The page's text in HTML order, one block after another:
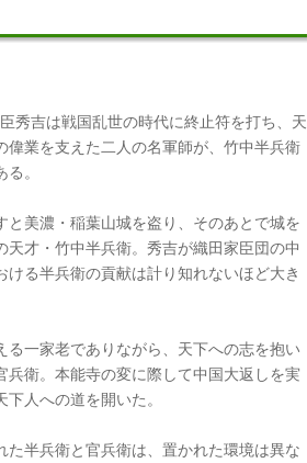
秀吉は戦国乱世の時代に終止符を打ち、天
偉業を支えた二人の名軍師が、竹中半兵衛
。
美濃・稲葉山城を盗り、そのあとで城を
天才・竹中半兵衛。秀吉が織田家臣団の中
ける半兵衛の貢献は計り知れないほど大き
一家老でありながら、天下への志を抱い
兵衛。本能寺の変に際して中国大返しを実
人への道を開いた。
半兵衛と官兵衛は、置かれた環境は異な